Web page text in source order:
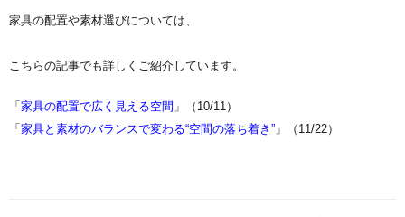
家具の配置や素材選びについては、
こちらの記事でも詳しくご紹介しています。
「家具の配置で広く見える空間 」（10/11）
「家具と素材のバランスで変わる“空間の落ち着き” 」（11/22）